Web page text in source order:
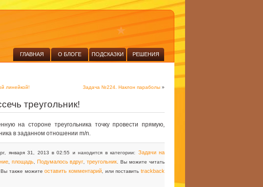
ГЛАВНАЯ О БЛОГЕ ПОДСКАЗКИ РЕШЕНИЯ
линейкой! Задача №224. Наклон параболы »
треугольник!
на стороне треугольника точку провести прямую,
в заданном отношении m/n.
января 31, 2013 в 02:55 и находится в категории: Задачи на
, площадь, Подумалось вдруг ,треугольник . Вы можите читать
Вы также можитеоставить комментарий, или поставитьtrackback